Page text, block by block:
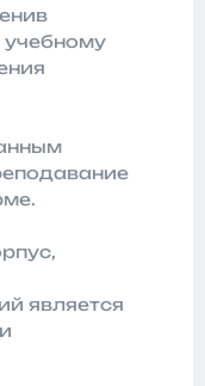
учебному
является